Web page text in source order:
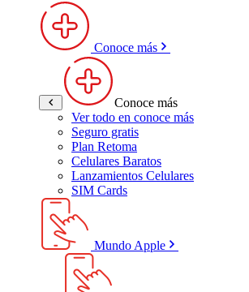
Conoce más
Conoce más
Ver todo en conoce más
Seguro gratis
Plan Retoma
Celulares Baratos
Lanzamientos Celulares
SIM Cards
Mundo Apple